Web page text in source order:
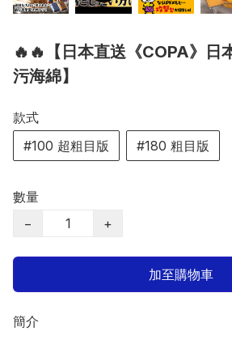
🔥🔥【日本直送《COPA》日
污海綿】
款式
#100 超粗目版
#180 粗目版
數量
−
+
加至購物車
簡介